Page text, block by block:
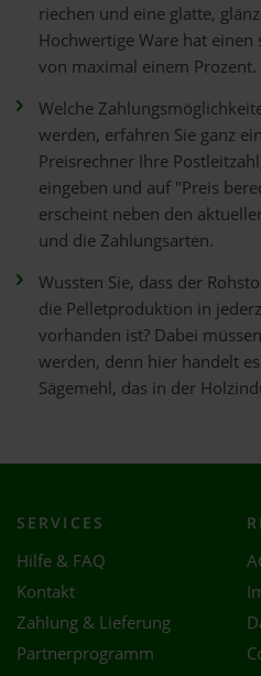
riechen und eine glatte,
Hochwertige Ware hat
von maximal einem Prozent.
Welche
werden, erfahren Sie ganz
Preisrechner Ihre
eingeben und auf "Preis
erscheint neben den
und die Zahlungsarten.
Wussten Sie, dass der
die Pelletproduktion in
vorhanden ist? Dabei
werden, denn hier handelt
Sägemehl, das in der
SERVICES
Hilfe & FAQ
Kontakt
Zahlung & Lieferung
Partnerprogramm